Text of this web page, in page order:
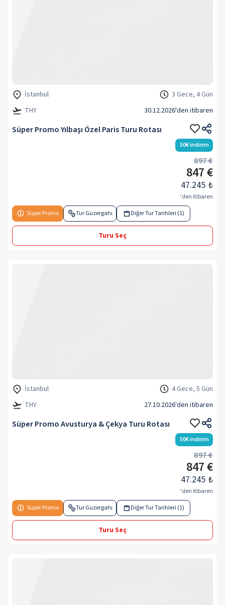
İstanbul
3 Gece, 4 Gün
THY
30.12.2026'den itibaren
Süper Promo Yılbaşı Özel Paris Turu Rotası
50€indirim
897 €
847 €
47.245 ₺
‘den itibaren
Süper Promo
Tur Güzergahı Diğer Tur Tarihleri (1)
Turu Seç
İstanbul
4 Gece, 5 Gün
THY
27.10.2026'den itibaren
Süper Promo Avusturya & Çekya Turu Rotası
50€indirim
897 €
847 €
47.245 ₺
‘den itibaren
Süper Promo
Tur Güzergahı Diğer Tur Tarihleri (1)
Turu Seç